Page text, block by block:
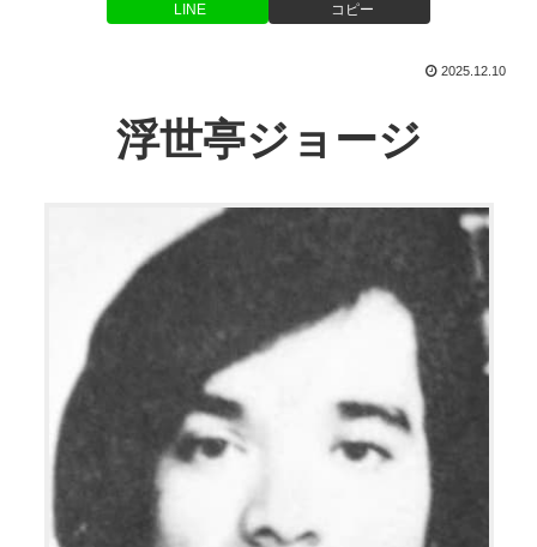
LINE コピー
2025.12.10
浮世亭ジョージ